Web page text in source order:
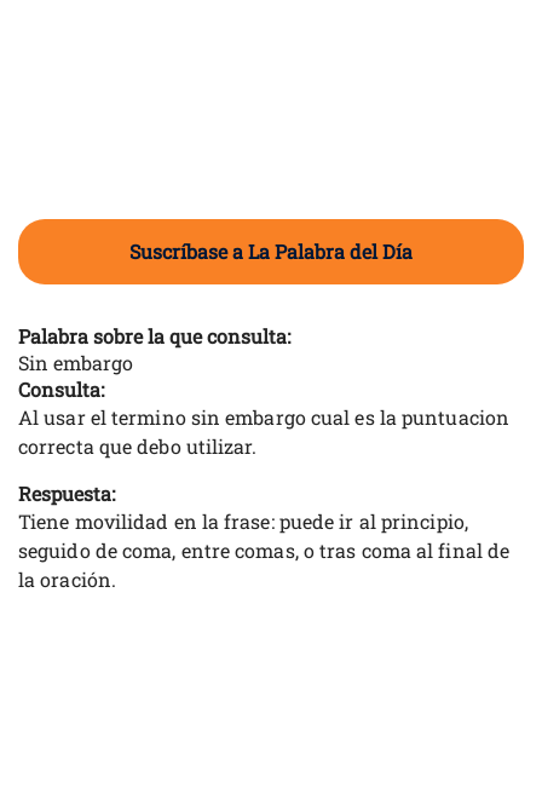
Suscríbase a La Palabra del Día
Palabra sobre la que consulta:
Sin embargo
Consulta:
Al usar el termino sin embargo cual es la puntuacion
correcta que debo utilizar.
Respuesta:
Tiene movilidad en la frase: puede ir al principio,
seguido de coma, entre comas, o tras coma al final de
la oración.